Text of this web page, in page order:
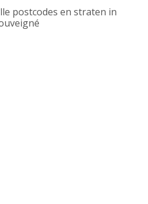
postcodes en straten in